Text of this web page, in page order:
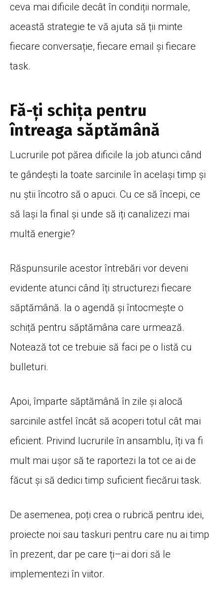
ceva mai dificile decât în condiții normale,
această strategie te vă ajuta să ții minte
fiecare conversație, fiecare email și fiecare
task.
Fă-ți schița pentru
întreaga săptămână
Lucrurile pot părea dificile la job atunci când
te gândești la toate sarcinile în același timp și
nu știi încotro să o apuci. Cu ce să începi, ce
să lași la final și unde să iți canalizezi mai
multă energie?
Răspunsurile acestor întrebări vor deveni
evidente atunci când îți structurezi fiecare
săptămână. Ia o agendă și întocmește o
schiță pentru săptămâna care urmează.
Notează tot ce trebuie să faci pe o listă cu
bulleturi.
Apoi, împarte săptămână în zile și alocă
sarcinile astfel încât să acoperi totul cât mai
eficient. Privind lucrurile în ansamblu, îți va fi
mult mai ușor să te raportezi la tot ce ai de
făcut și să dedicitimp suficient fiecărui task.
De asemenea, poți crea o rubrică pentru idei,
proiecte noi sau taskuri pentru care nu ai timp
în prezent, dar pe care ți–ai dori să le
implementezi în viitor.